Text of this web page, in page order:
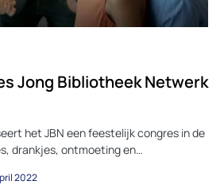
Jong Bibliotheek Netwerk
het JBN een feestelijk congres in de
drankjes, ontmoeting en…
2022